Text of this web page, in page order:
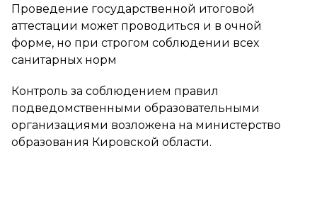
Проведение государственной итоговой
аттестации может проводиться и в очной
форме, но при строгом соблюдении всех
санитарных норм
Контроль за соблюдением правил
подведомственными образовательными
организациями возложена на министерство
образования Кировской области.